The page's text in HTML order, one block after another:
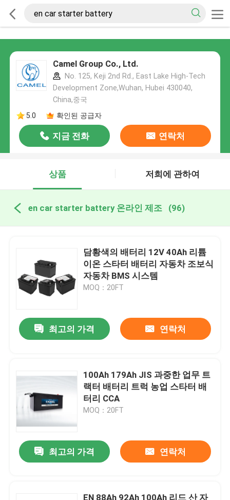
Camel Group Co., Ltd.
No. 125, Keji 2nd Rd., East Lake High-Tech
Development Zone,Wuhan, Hubei 430040,
China,중국
5.0
확인된 공급자
지금 전화 연락처
상품 저희에 관하여
en car starter battery 온라인 제조 (96)
담황색의 배터리 12V 40Ah 리튬
이온 스타터 배터리 자동차 조보식
자동차 BMS 시스템
MOQ：20FT
최고의 가격 연락처
100Ah 179Ah JIS 과중한 업무 트
랙터 배터리 트럭 농업 스타터 배
터리 CCA
MOQ：20FT
최고의 가격 연락처
EN 88Ah 92Ah 100Ah 리드 산 자